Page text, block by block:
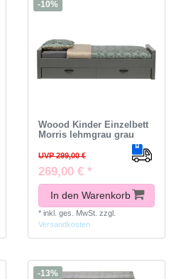
-10%
Woood Kinder Einzelbett
Morris lehmgrau grau
UVP 299,00 €
269,00 € *
In den Warenkorb
* inkl. ges. MwSt. zzgl.
Versandkosten
-13%